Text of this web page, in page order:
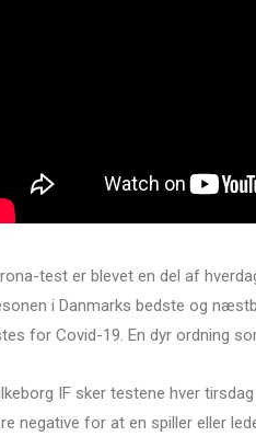
test er blevet en del af
i Danmarks bedste og
for Covid-19. En dyr ordning
IF sker testene hver
negative for at en spiller eller